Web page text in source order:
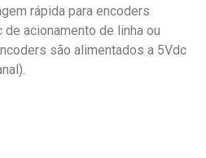
rápida para encoders
acionamento de linha ou
são alimentados a 5Vdc